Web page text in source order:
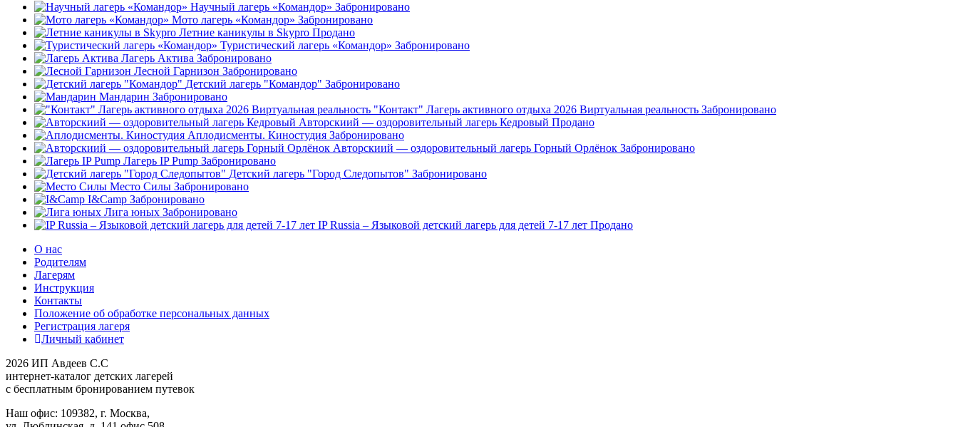
Научный лагерь «Командор» Забронировано
Мото лагерь «Командор» Забронировано
Летние каникулы в Skypro Продано
Туристический лагерь «Командор» Забронировано
Лагерь Актива Забронировано
Лесной Гарнизон Забронировано
Детский лагерь "Командор" Забронировано
Мандарин Забронировано
"Контакт" Лагерь активного отдыха 2026 Виртуальная реальность Забронировано
Авторскиий — оздоровительный лагерь Кедровый Продано
Аплодисменты. Киностудия Забронировано
Авторскиий — оздоровительный лагерь Горный Орлёнок Забронировано
Лагерь IP Pump Забронировано
Детский лагерь "Город Следопытов" Забронировано
Место Силы Забронировано
I&Camp Забронировано
Лига юных Забронировано
IP Russia – Языковой детский лагерь для детей 7-17 лет Продано
О нас
Родителям
Лагерям
Инструкция
Контакты
Положение об обработке персональных данных
Регистрация лагеря
Личный кабинет
2026 ИП Авдеев С.С
интернет-каталог детских лагерей
с бесплатным бронированием путевок
Наш офис: 109382, г. Москва,